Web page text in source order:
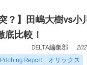
？】田嶋大樹vs小
比較！
DELTA編集部
Pitching Report
オリックス